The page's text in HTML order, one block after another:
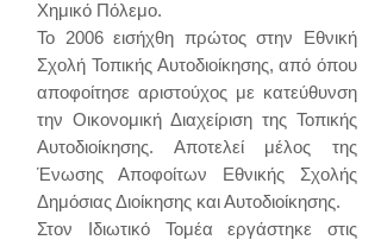
Χημικό Πόλεμο.
Το 2006 εισήχθη πρώτος στην Εθνική
Σχολή Τοπικής Αυτοδιοίκησης, από όπου
αποφοίτησε αριστούχος με κατεύθυνση
την Οικονομική Διαχείριση της Τοπικής
Αυτοδιοίκησης. Αποτελεί μέλος της
Ένωσης Αποφοίτων Εθνικής Σχολής
Δημόσιας Διοίκησης και Αυτοδιοίκησης.
Στον Ιδιωτικό Τομέα εργάστηκε στις